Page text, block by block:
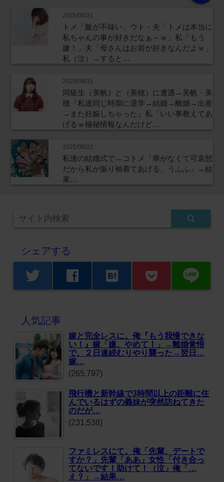
2025/08/31
トメ「飯が不味い」ウト・夫「トメは本当に
私ちゃんの事が好きだなぁ～ｗ」私「もう
嫌！」夫「母さんはお前が好きなんだよｗ」
私（泣）→すると…
2025/08/31
同級生（美帆）と（美穂）に遭遇→美帆・美
穂『私達同じ時期に退学→結婚→離婚→出産
→また妊娠しちゃった』私「いい事教えてあ
げるｗ極秘情報なんだけど…
2025/08/22
私達の結婚式で→コトメ「華がなくて可哀想
だから私が振り袖着てあげる。うふふ」→結
果…
シェアする
twitter facebook hatenabookmark line
人気記事
嫁と完全レスに。俺『もう我慢できな
い！』嫁「嫌、やめて！」→離婚覚悟
で、２日連続むりやり襲った→翌日…
嫁…
(265,797)
飛行機と新幹線で3時間以上の距離に住
んでいるはずの義妹が突然訪ねてきた
のだが…
(231,538)
ファミレスにて。俺「先輩、デートで
すか？」先輩「ああ」女性「付き合っ
てないです！助けて！（泣」俺「…
え？」→結果…